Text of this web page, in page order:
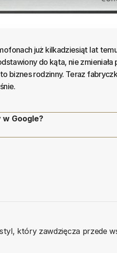
już kilkadziesiąt lat
do kąta, nie
biznes rodzinny. Teraz
Google?
który zawdzięcza przede